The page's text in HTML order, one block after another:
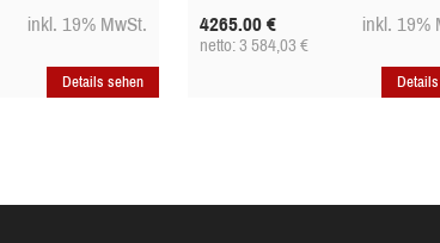
inkl. 19% MwSt.
Details sehen
4265.00€ inkl. 19%
netto: 3 584,03€